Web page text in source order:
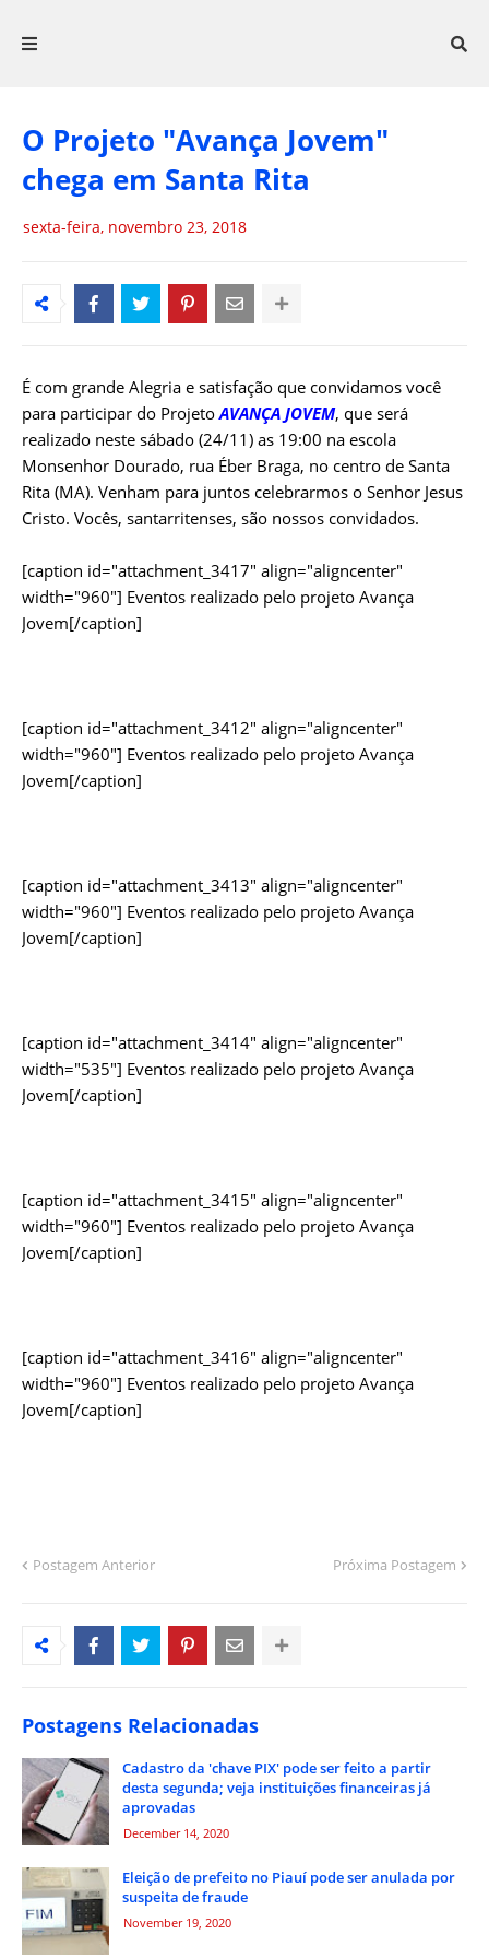
O Projeto "Avança Jovem"
chega em Santa Rita
sexta-feira, novembro 23, 2018
É com grande Alegria e satisfação que convidamos você
para participar do ProjetoAVANÇA JOVEM, que será
realizado neste sábado (24/11) as 19:00 na escola
Monsenhor Dourado, rua Éber Braga, no centro de Santa
Rita (MA). Venham para juntos celebrarmos o Senhor Jesus
Cristo. Vocês, santarritenses, são nossos convidados.
[caption id="attachment_3417" align="aligncenter"
width="960"] Eventos realizado pelo projeto Avança
Jovem[/caption]
[caption id="attachment_3412" align="aligncenter"
width="960"] Eventos realizado pelo projeto Avança
Jovem[/caption]
[caption id="attachment_3413" align="aligncenter"
width="960"] Eventos realizado pelo projeto Avança
Jovem[/caption]
[caption id="attachment_3414" align="aligncenter"
width="535"] Eventos realizado pelo projeto Avança
Jovem[/caption]
[caption id="attachment_3415" align="aligncenter"
width="960"] Eventos realizado pelo projeto Avança
Jovem[/caption]
[caption id="attachment_3416" align="aligncenter"
width="960"] Eventos realizado pelo projeto Avança
Jovem[/caption]
Postagem Anterior Próxima Postagem
Postagens Relacionadas
Cadastro da 'chave PIX' pode ser feito a partir
desta segunda; veja instituições financeiras já
aprovadas
December 14, 2020
Eleição de prefeito no Piauí pode ser anulada por
suspeita de fraude
November 19, 2020